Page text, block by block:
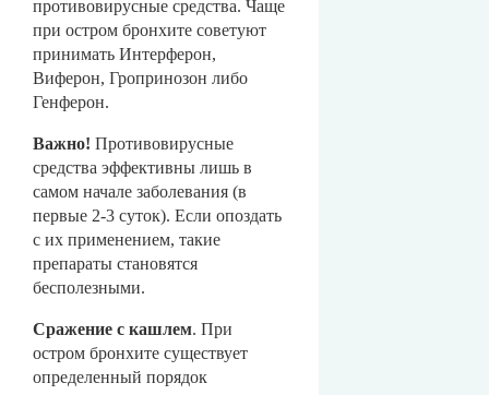
противовирусные средства. Чаще
при остром бронхите советуют
принимать Интерферон,
Виферон, Гропринозон либо
Генферон.
Важно! Противовирусные
средства эффективны лишь в
самом начале заболевания (в
первые 2-3 суток). Если опоздать
с их применением, такие
препараты становятся
бесполезными.
Сражение с кашлем. При
остром бронхите существует
определенный порядок